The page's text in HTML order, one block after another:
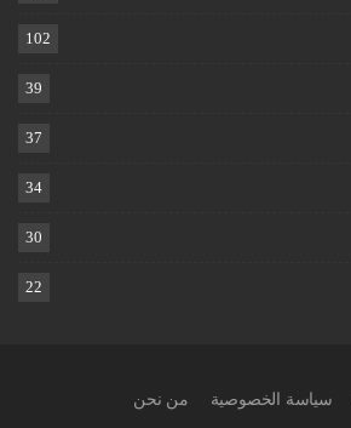
102
39
37
34
30
22
سياسة الخصوصية من نحن